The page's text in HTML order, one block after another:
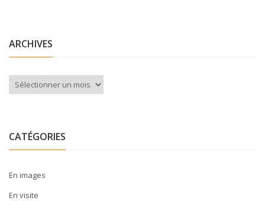
ARCHIVES
Archives
CATÉGORIES
En images
En visite